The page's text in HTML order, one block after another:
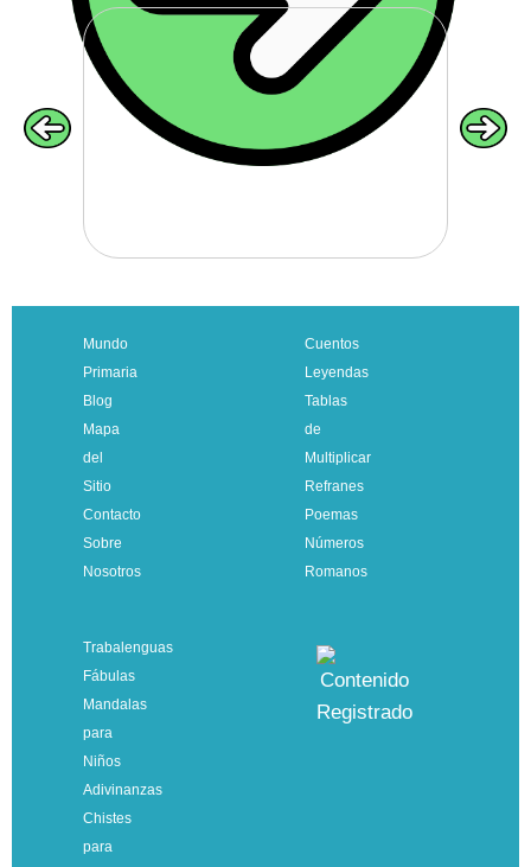
Mundo
Primaria
Blog
Mapa
del
Sitio
Contacto
Sobre
Nosotros
Cuentos
Leyendas
Tablas
de
Multiplicar
Refranes
Poemas
Números
Romanos
Trabalenguas
Fábulas
Mandalas
para
Niños
Adivinanzas
Chistes
para